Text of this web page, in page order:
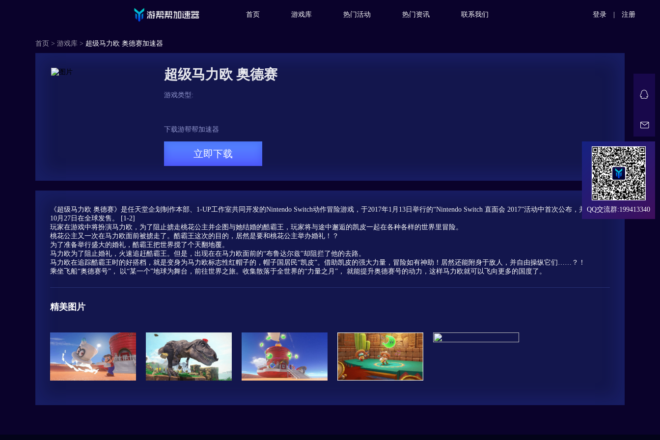
首页 游戏库 热门活动 热门资讯 联系我们 登录 注册
首页 > 游戏库 > 超级马力欧 奥德赛加速器
超级马力欧 奥德赛
游戏类型:
下载游帮帮加速器
立即下载
《超级马力欧 奥德赛》是任天堂企划制作本部、1-UP工作室共同开发的Nintendo Switch动作冒险游戏，于2017年1月13日举行的“Nintendo Switch 直面会 2017”活动中首次公布，并于同年
10月27日在全球发售。 [1-2]
玩家在游戏中将扮演马力欧，为了阻止掳走桃花公主并企图与她结婚的酷霸王，玩家将与途中邂逅的凯皮一起在各种各样的世界里冒险。
桃花公主又一次在马力欧面前被掳走了。酷霸王这次的目的，居然是要和桃花公主举办婚礼！？
为了准备举行盛大的婚礼，酷霸王把世界搅了个天翻地覆。
马力欧为了阻止婚礼，火速追赶酷霸王。但是，出现在在马力欧面前的“布鲁达尔兹”却阻拦了他的去路。
马力欧在追踪酷霸王时的好搭档，就是变身为马力欧标志性红帽子的，帽子国居民“凯皮”。借助凯皮的强大力量，冒险如有神助！居然还能附身于敌人，并自由操纵它们……？！
乘坐飞船“奥德赛号”， 以“某一个”地球为舞台，前往世界之旅。收集散落于全世界的“力量之月”， 就能提升奥德赛号的动力，这样马力欧就可以飞向更多的国度了。
精美图片
QQ交流群:199413340